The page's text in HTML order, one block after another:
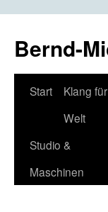
Bernd-
Zum
springen
Start
Klang
Welt
Studio &
Maschinen